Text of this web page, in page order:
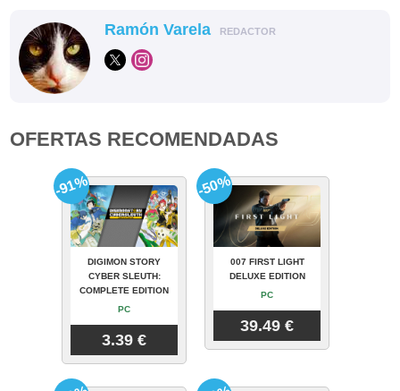
Ramón Varela REDACTOR
OFERTAS RECOMENDADAS
DIGIMON STORY
CYBER SLEUTH:
COMPLETE EDITION
PC
3.39 €
-91%
007 FIRST LIGHT
DELUXE EDITION
PC
39.49 €
-50%